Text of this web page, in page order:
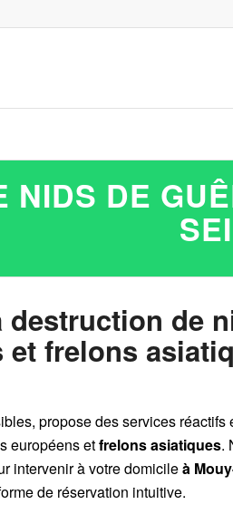
NIDS DE
de
frelons
propose des services réactifs
européensetfrelons asiatiques.
intervenir à votre domicileà
de réservation intuitive.